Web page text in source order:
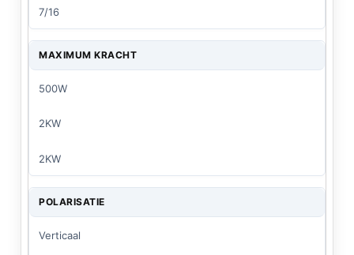
7/16
MAXIMUM KRACHT
500W
2KW
2KW
POLARISATIE
Verticaal